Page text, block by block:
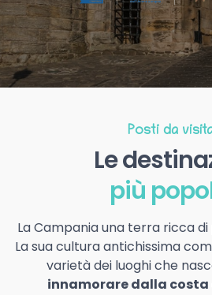
Posti da
Le
più
La Campania una terra ricca di
La sua cultura antichissima
varietà dei luoghi che
innamorare dalla costa